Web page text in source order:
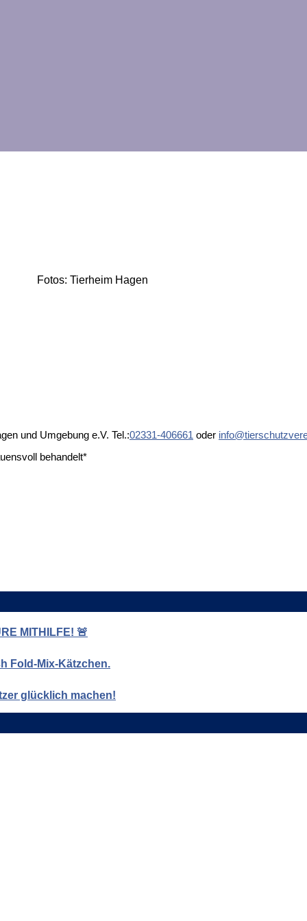
Fotos: Tierheim Hagen
und Umgebung e.V. Tel.:02331-406661 oder
behandelt*
MITHILFE! 🚨
Fold-Mix-Kätzchen.
glücklich machen!